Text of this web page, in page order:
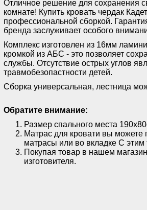
Отличное решение для сохранения
комнате! Купить кровать чердак
профессиональной сборкой.
бренда заслуживает особого
Комплекс изготовлен из 16мм
кромкой из АБС - это позволяет
службы. Отсутствие острых углов
травмобезопастности детей.
Сборка универсальная, лестница
Обратите внимание:
Размер спального места
Матрас для кровати вы можете
матрасы или во вкладке С этим
Покупая товар в нашем
изготовителя.